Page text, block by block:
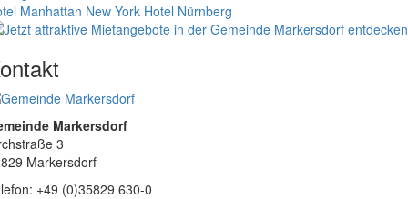
Manhattan New York Hotel Nürnberg
Markersdorf
3
Markersdorf
+49 (0)35829 630-0